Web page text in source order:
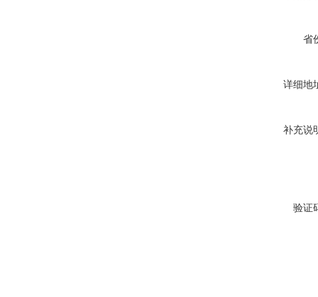
省
详细地
补充说
验证